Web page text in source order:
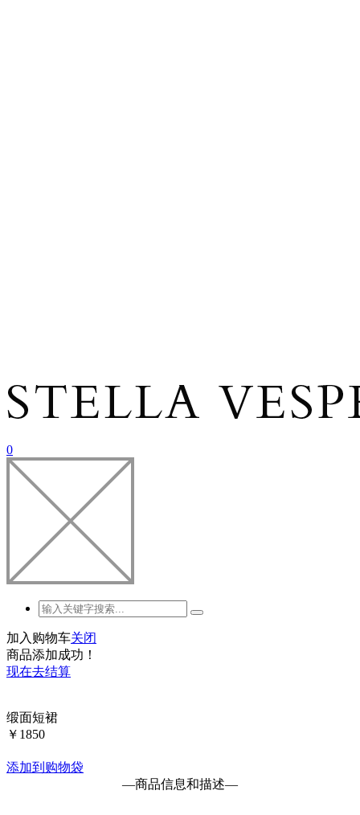
0
加入购物车关闭
商品添加成功！
现在去结算
缎面短裙
￥ 1850
添加到购物袋
—商品信息和描述—